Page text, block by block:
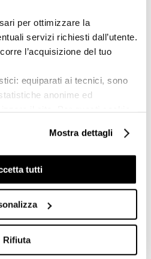
per ottimizzare la
servizi richiesti dall’utente.
l’acquisizione del tuo
equiparati ai tecnici, sono
anonime ed
marketing: sono utilizzati, solo
le tue abitudini di
avvisi pubblicitari mirati, in
uno dei bottoni sotto
dettagli visionando
La chiusura del presente
dei soli cookie tecnici ed
Mostra dettagli
tutti
Rifiuta
matt
Aspecto de la superficie:
opaco
Destonalización: